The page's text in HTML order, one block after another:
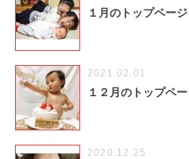
１月のトップペー
2021.02.01
１２月のトップペ
2020.12.25